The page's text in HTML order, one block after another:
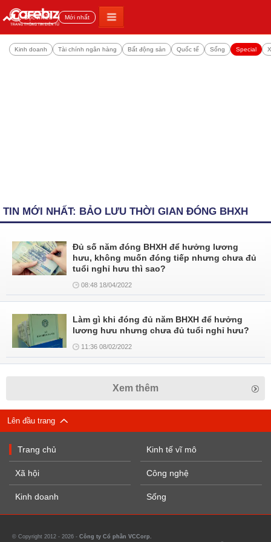
Đọc nhiều Mới nhất
Kinh doanh Tài chính ngân hàng Bất động sản Quốc tế Sống Special
TIN MỚI NHẤT: BẢO LƯU THỜI GIAN ĐÓNG BHXH
Đủ số năm đóng BHXH để hưởng lương
hưu, không muốn đóng tiếp nhưng chưa đủ
tuổi nghỉ hưu thì sao?
08:48 18/04/2022
Làm gì khi đóng đủ năm BHXH để hưởng
lương hưu nhưng chưa đủ tuổi nghỉ hưu?
11:36 08/02/2022
Xem thêm
Lên đầu trang
Trang chủ
Xã hội
Kinh doanh
Kinh tế vĩ mô
Công nghệ
Sống
© Copyright 2012 - 2026 - Công ty Cổ phần VCCorp.